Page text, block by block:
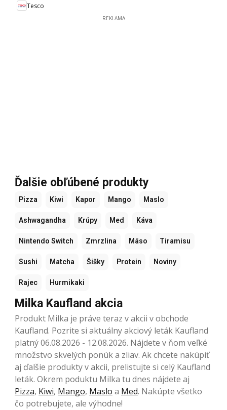
Tesco
REKLAMA
Ďalšie obľúbené produkty
Pizza Kiwi Kapor Mango Maslo
Ashwagandha Krúpy Med Káva
Nintendo Switch Zmrzlina Mäso Tiramisu
Sushi Matcha Šišky Protein Noviny
Rajec Hurmikaki
Milka Kaufland akcia
Produkt Milka je práve teraz v akcii v obchode
Kaufland. Pozrite si aktuálny akciový leták Kaufland
platný 06.08.2026 - 12.08.2026. Nájdete v ňom veľké
množstvo skvelých ponúk a zliav. Ak chcete nakúpiť
aj ďalšie produkty v akcii, prelistujte si celý Kaufland
leták. Okrem poduktu Milka tu dnes nájdete aj
Pizza, Kiwi, Mango, Maslo a Med. Nakúpte všetko
čo potrebujete, ale výhodne!